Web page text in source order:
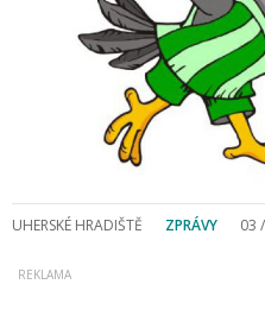
UHERSKÉ HRADIŠTĚ ZPRÁVY 03